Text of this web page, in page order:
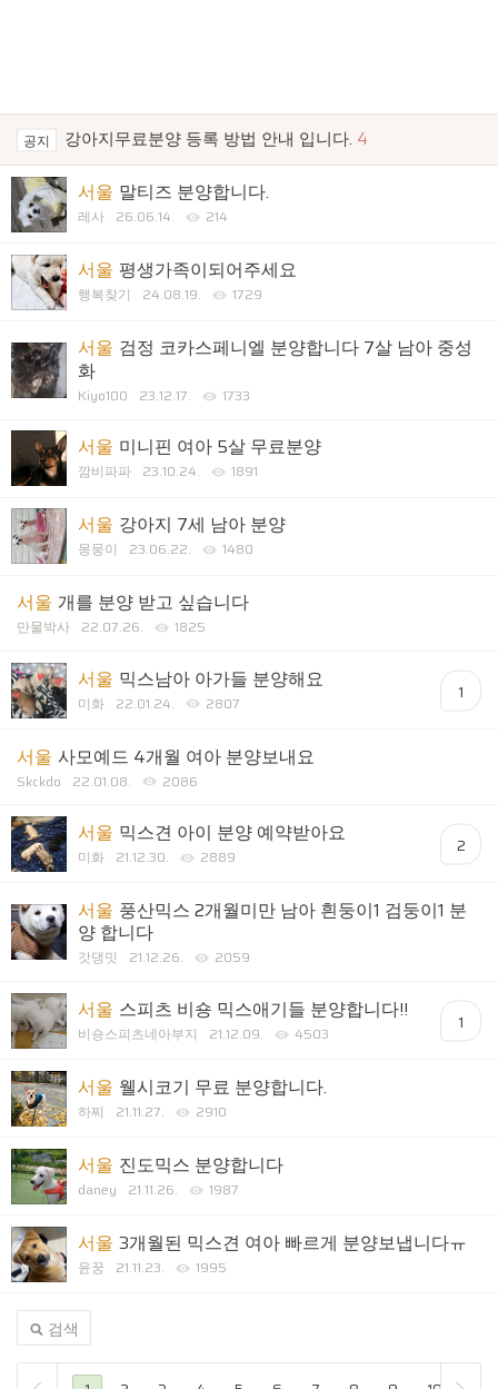
공지 강아지무료분양 등록 방법 안내 입니다. 4
서울 말티즈 분양합니다.
레사 26.06.14. 214
서울 평생가족이되어주세요
행복찾기 24.08.19. 1729
서울 검정 코카스페니엘 분양합니다 7살 남아 중성
화
Kiyo100 23.12.17. 1733
서울 미니핀 여아 5살 무료분양
깜비파파 23.10.24. 1891
서울 강아지 7세 남아 분양
몽뭉이 23.06.22. 1480
서울 개를 분양 받고 싶습니다
만물박사 22.07.26. 1825
서울 믹스남아 아가들 분양해요
미화 22.01.24. 2807 1
서울 사모예드 4개월 여아 분양보내요
Skckdo 22.01.08. 2086
서울 믹스견 아이 분양 예약받아요
미화 21.12.30. 2889 2
서울 풍산믹스 2개월미만 남아 흰둥이1 검둥이1 분
양 합니다
갓댕밋 21.12.26. 2059
서울 스피츠 비숑 믹스애기들 분양합니다!!
비숑스피츠네아부지 21.12.09. 4503 1
서울 웰시코기 무료 분양합니다.
하찌 21.11.27. 2910
서울 진도믹스 분양합니다
daney 21.11.26. 1987
서울 3개월된 믹스견 여아 빠르게 분양보냅니다ㅠ
윤꿍 21.11.23. 1995
검색